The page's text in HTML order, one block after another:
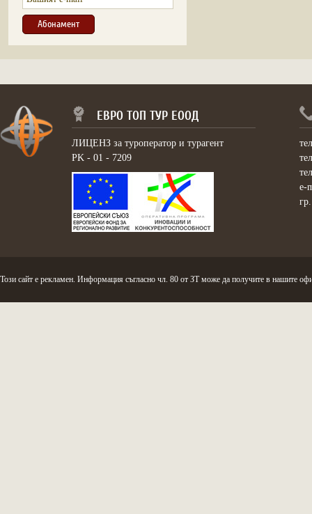
ЕВРО ТОП ТУР ЕООД
ЛИЦЕНЗ за туроператор и турагент
PK - 01 - 7209
e-
Този сайт е рекламен. Информация съгласно чл. 80 от ЗТ може да получите в нашите